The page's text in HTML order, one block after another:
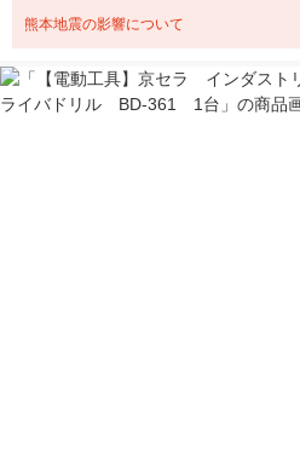
熊本地震の影響について